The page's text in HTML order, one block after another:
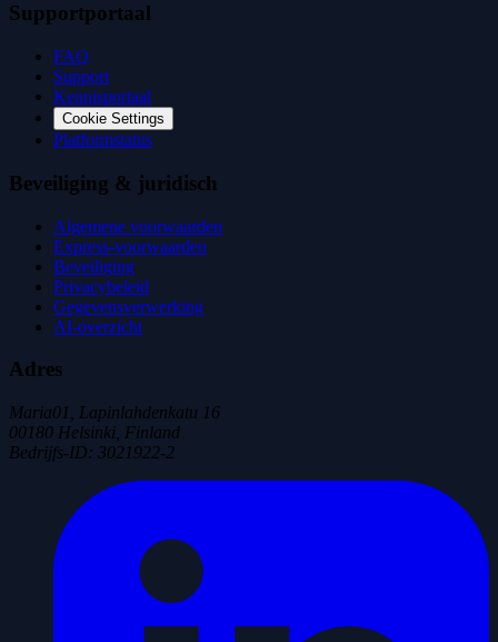
Supportportaal
FAQ
Support
Kennisportaal
Cookie Settings
Platformstatus
Beveiliging & juridisch
Algemene voorwaarden
Express-voorwaarden
Beveiliging
Privacybeleid
Gegevensverwerking
AI-overzicht
Adres
Maria01, Lapinlahdenkatu 16
00180 Helsinki, Finland
Bedrijfs-ID: 3021922-2